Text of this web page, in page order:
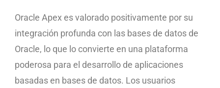
Oracle Apex es valorado positivamente por su
integración profunda con las bases de datos de
Oracle, lo que lo convierte en una plataforma
poderosa para el desarrollo de aplicaciones
basadas en bases de datos. Los usuarios